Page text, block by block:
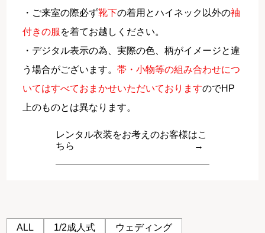
・ご来室の際必ず靴下の着用とハイネック以外の袖
付きの服 を着てお越しください。
・デジタル表示の為、実際の色、柄がイメージと違
う場合がございます。帯・小物等の組み合わせにつ
いてはすべておまかせいただいておりますのでHP
上のものとは異なります。
レンタル衣装をお考えのお客様はこ
ちら
ALL 1/2成人式
ウェディング